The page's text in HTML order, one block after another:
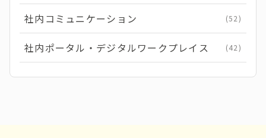
社内コミュニケーション (52)
社内ポータル・デジタルワークプレイス (42)